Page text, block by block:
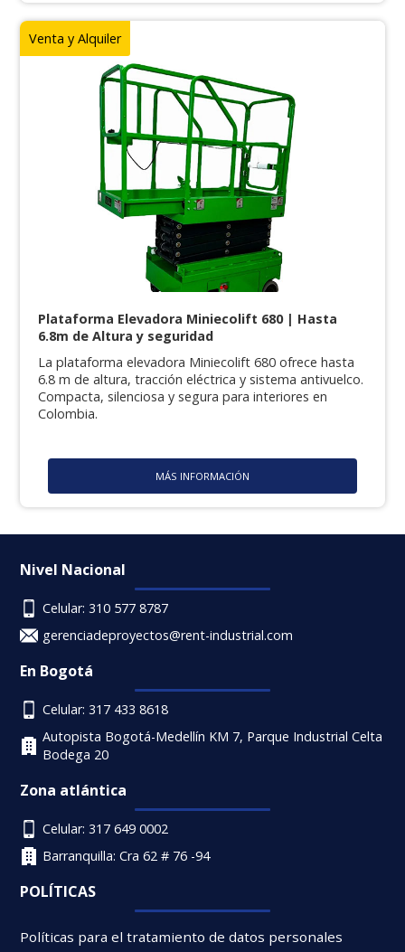
Venta y Alquiler
Plataforma Elevadora Miniecolift 680 | Hasta
6.8m de Altura y seguridad
La plataforma elevadora Miniecolift 680 ofrece hasta
6.8 m de altura, tracción eléctrica y sistema antivuelco.
Compacta, silenciosa y segura para interiores en
Colombia.
MÁS INFORMACIÓN
Nivel Nacional
Celular: 310 577 8787
gerenciadeproyectos@rent-industrial.com
En Bogotá
Celular: 317 433 8618
Autopista Bogotá-Medellín KM 7, Parque Industrial Celta
Bodega 20
Zona atlántica
Celular: 317 649 0002
Barranquilla: Cra 62 # 76 -94
POLÍTICAS
Políticas para el tratamiento de datos personales